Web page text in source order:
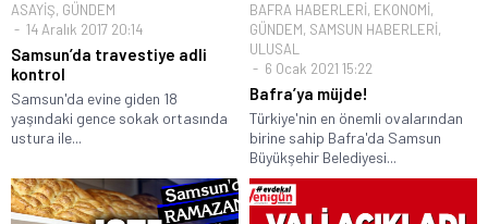
ASAYİŞ, GÜNDEM
14 Aralık 2017 20:14
Samsun’da travestiye adli
kontrol
Samsun'da evine giden 18
yaşındaki gence sokak ortasında
ustura ile...
BAFRA HABERLERİ, EKONOMİ,
GÜNDEM, SAMSUN HABERLERİ,
ULUSAL
6 Ocak 2021 15:22
Bafra’ya müjde!
Türkiye'nin en önemli ovalarından
birine sahip Bafra'da Samsun
Büyükşehir Belediyesi...